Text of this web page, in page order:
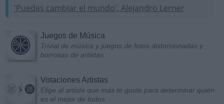
'Puedes cambiar el mundo', Alejandro Lerner
Juegos de Música
Trivial de música y juegos de fotos distorsionadas y
borrosas de artistas
Votaciones Artistas
Elige al artista que más te guste para determinar quién
es el mejor de todos